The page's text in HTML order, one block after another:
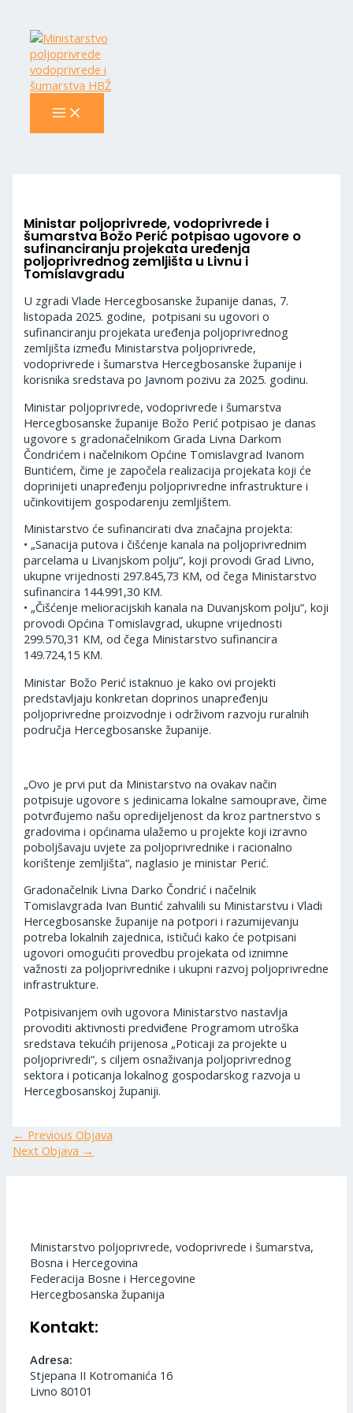
content
Ministar poljoprivrede, vodoprivrede i
šumarstva Božo Perić potpisao ugovore o
sufinanciranju projekata uređenja
poljoprivrednog zemljišta u Livnu i
Tomislavgradu
U zgradi Vlade Hercegbosanske županije danas, 7.
listopada 2025. godine, potpisani su ugovori o
sufinanciranju projekata uređenja poljoprivrednog
zemljišta između Ministarstva poljoprivrede,
vodoprivrede i šumarstva Hercegbosanske županije i
korisnika sredstava po Javnom pozivu za 2025. godinu.
Ministar poljoprivrede, vodoprivrede i šumarstva
Hercegbosanske županije Božo Perić potpisao je danas
ugovore s gradonačelnikom Grada Livna Darkom
Čondrićem i načelnikom Općine Tomislavgrad Ivanom
Buntićem, čime je započela realizacija projekata koji će
doprinijeti unapređenju poljoprivredne infrastrukture i
učinkovitijem gospodarenju zemljištem.
Ministarstvo će sufinancirati dva značajna projekta:
• „Sanacija putova i čišćenje kanala na poljoprivrednim
parcelama u Livanjskom polju“, koji provodi Grad Livno,
ukupne vrijednosti 297.845,73 KM, od čega Ministarstvo
sufinancira 144.991,30 KM.
• „Čišćenje melioracijskih kanala na Duvanjskom polju“, koji
provodi Općina Tomislavgrad, ukupne vrijednosti
299.570,31 KM, od čega Ministarstvo sufinancira
149.724,15 KM.
Ministar Božo Perić istaknuo je kako ovi projekti
predstavljaju konkretan doprinos unapređenju
poljoprivredne proizvodnje i održivom razvoju ruralnih
područja Hercegbosanske županije.
„Ovo je prvi put da Ministarstvo na ovakav način
potpisuje ugovore s jedinicama lokalne samouprave, čime
potvrđujemo našu opredijeljenost da kroz partnerstvo s
gradovima i općinama ulažemo u projekte koji izravno
poboljšavaju uvjete za poljoprivrednike i racionalno
korištenje zemljišta“, naglasio je ministar Perić.
Gradonačelnik Livna Darko Čondrić i načelnik
Tomislavgrada Ivan Buntić zahvalili su Ministarstvu i Vladi
Hercegbosanske županije na potpori i razumijevanju
potreba lokalnih zajednica, ističući kako će potpisani
ugovori omogućiti provedbu projekata od iznimne
važnosti za poljoprivrednike i ukupni razvoj poljoprivredne
infrastrukture.
Potpisivanjem ovih ugovora Ministarstvo nastavlja
provoditi aktivnosti predviđene Programom utroška
sredstava tekućih prijenosa „Poticaji za projekte u
poljoprivredi“, s ciljem osnaživanja poljoprivrednog
sektora i poticanja lokalnog gospodarskog razvoja u
Hercegbosanskoj županiji.
← Previous Objava
Next Objava →
Ministarstvo poljoprivrede, vodoprivrede i šumarstva,
Bosna i Hercegovina
Federacija Bosne i Hercegovine
Hercegbosanska županija
Kontakt:
Adresa:
Stjepana II Kotromanića 16
Livno 80101